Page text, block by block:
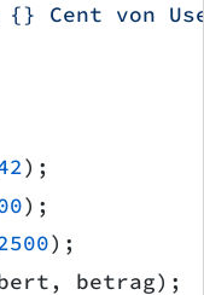
{} Cent von
);
);
);
betrag);